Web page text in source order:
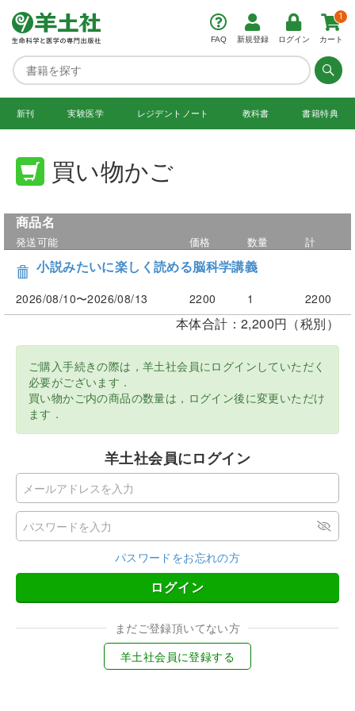
FAQ 新規登録 ログイン カート
1
新刊 実験医学 レジデント ノート 教科書 書籍特典
買い物かご
商品名
発送可能 価格 数量 計
小説みたいに楽しく読める脳科学講義
2026/08/10〜2026/08/13 2200 1 2200
本体合計：2,200円（税別）
ご購入手続きの際は，羊土社会員にログインしていただく
必要がございます．
買い物かご内の商品の数量は，ログイン後に変更いただけ
ます．
羊土社会員にログイン
パスワードをお忘れの方
ログイン
まだご登録頂いてない方
羊土社会員に登録する